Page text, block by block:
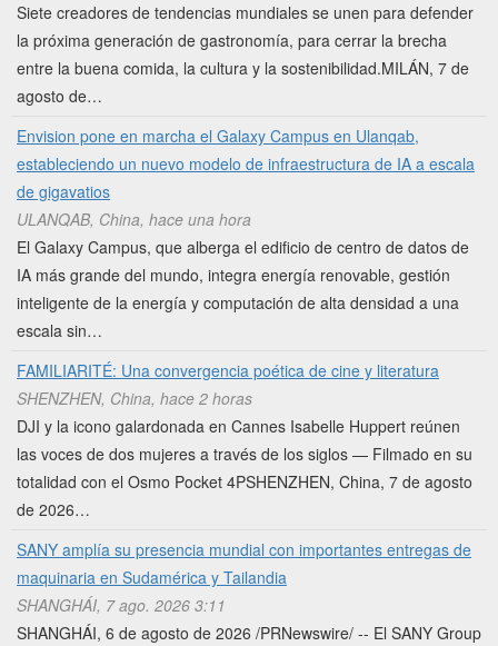
Siete creadores de tendencias mundiales se unen para defender
la próxima generación de gastronomía, para cerrar la brecha
entre la buena comida, la cultura y la sostenibilidad.MILÁN, 7 de
agosto de…
Envision pone en marcha el Galaxy Campus en Ulanqab,
estableciendo un nuevo modelo de infraestructura de IA a escala
de gigavatios
ULANQAB, China, hace una hora
El Galaxy Campus, que alberga el edificio de centro de datos de
IA más grande del mundo, integra energía renovable, gestión
inteligente de la energía y computación de alta densidad a una
escala sin…
FAMILIARITÉ: Una convergencia poética de cine y literatura
SHENZHEN, China, hace 2 horas
DJI y la icono galardonada en Cannes Isabelle Huppert reúnen
las voces de dos mujeres a través de los siglos — Filmado en su
totalidad con el Osmo Pocket 4PSHENZHEN, China, 7 de agosto
de 2026…
SANY amplía su presencia mundial con importantes entregas de
maquinaria en Sudamérica y Tailandia
SHANGHÁI, 7 ago. 2026 3:11
SHANGHÁI, 6 de agosto de 2026 /PRNewswire/ -- El SANY Group